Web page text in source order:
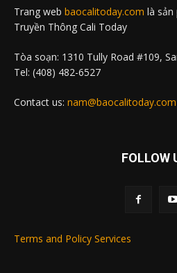
Trang web baocalitoday.com là sản
Truyền Thông Cali Today
Tòa soạn: 1310 Tully Road #109,
Tel: (408) 482-6527
Contact us: nam@baocalitoday.com
FOLLOW
Terms and Policy Services